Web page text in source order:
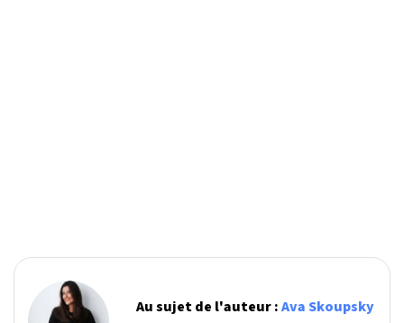
Au sujet de l'auteur :Ava Skoupsky